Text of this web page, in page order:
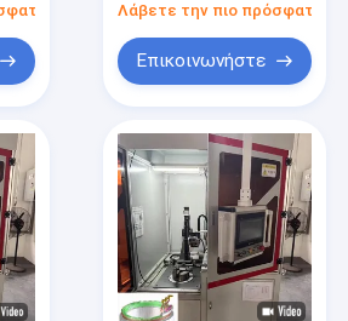
τιμή
Λάβετε την πιο πρόσφατη
Επικοινωνήστε